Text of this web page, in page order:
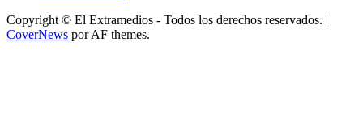
Copyright © El Extramedios - Todos los derechos reservados. |
CoverNews por AF themes.